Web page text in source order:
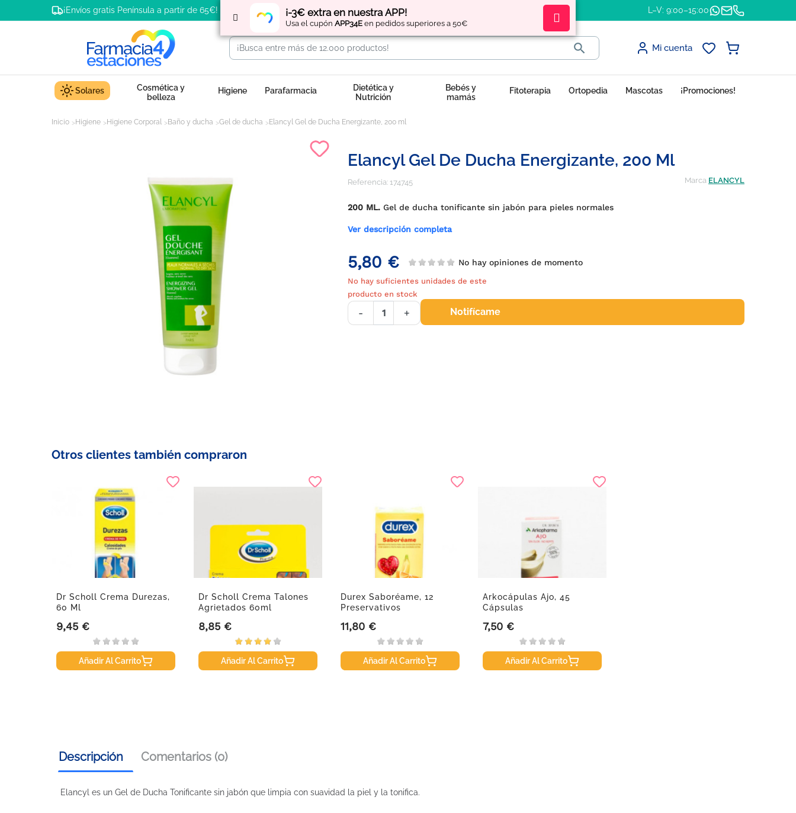
¡-3€ extra en nuestra APP!
Usa el cupón APP34E en pedidos superiores a 50€
¡Envíos gratis Península a partir de 65€! Regístratey obtén L–V: 9:00–15:00
 Mi cuenta
Solares
Cosmética y
belleza
Higiene Parafarmacia
Dietética y
Nutrición
Bebés y
mamás
Fitoterapia Ortopedia Mascotas ¡Promociones!
Inicio Higiene Higiene Corporal Baño y ducha Gel de ducha Elancyl Gel de Ducha Energizante, 200 ml
Elancyl Gel De Ducha Energizante, 200 Ml
Referencia: 174745 Marca ELANCYL
200 ML. Gel de ducha tonificante sin jabón para pieles normales
Ver descripción completa
5,80 € No hay opiniones de momento
No hay suficientes unidades de este
producto en stock
- + Notifícame
Otros clientes también compraron
Dr Scholl Crema Durezas,
60 Ml
Precio
9,45 €
Añadir Al Carrito
Dr Scholl Crema Talones
Agrietados 60ml
Precio
8,85 €
Añadir Al Carrito
Durex Saboréame, 12
Preservativos
Precio
11,80 €
Añadir Al Carrito
Arkocápulas Ajo, 45
Cápsulas
Precio
7,50 €
Añadir Al Carrito
Descripción Comentarios (0)
Elancyl es un Gel de Ducha Tonificante sin jabón que limpia con suavidad la piel y la tonifica.